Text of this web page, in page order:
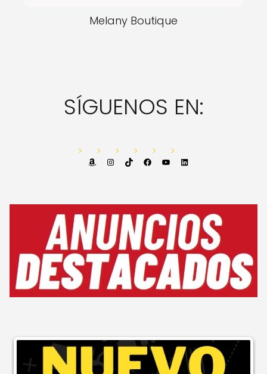
Melany Boutique
SÍGUENOS EN:
AmazonInstagram
TikTok FacebookYouTube